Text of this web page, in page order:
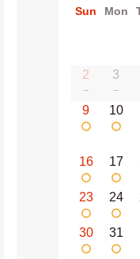
Sun Mon
2
−
3
−
9 10
16 17
23 24
30 31